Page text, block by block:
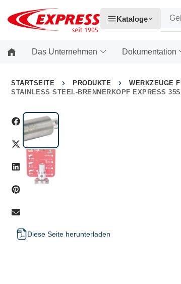
Kataloge
Das Unternehmen Dokumentation
STARTSEITE PRODUKTE WERKZEUGE
STAINLESS STEEL-BRENNERKOPF EXPRESS 35S
Diese Seite herunterladen